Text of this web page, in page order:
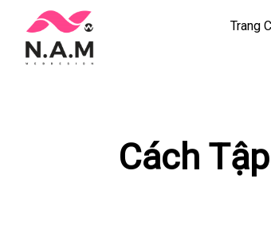
Chuyển
tới
Trang
Cách